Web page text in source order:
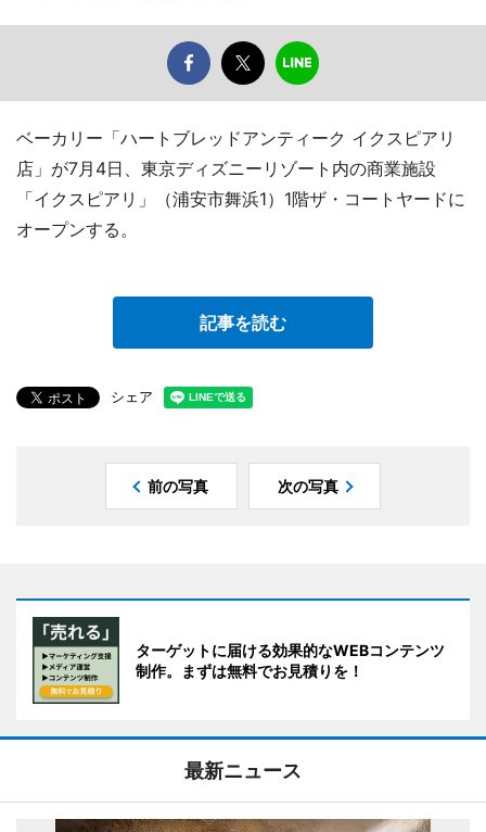
ベーカリー「ハートブレッドアンティーク イクスピアリ
店」が7月4日、東京ディズニーリゾート内の商業施設
「イクスピアリ」（浦安市舞浜1）1階ザ・コートヤードに
オープンする。
記事を読む
シェア
前の写真 次の写真
ターゲットに届ける効果的なWEBコンテンツ
制作。まずは無料でお見積りを！
最新ニュース